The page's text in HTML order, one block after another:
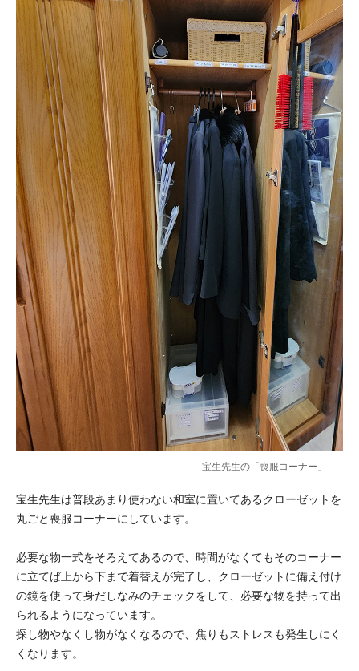
宝生先生の「喪服コーナー」
宝生先生は普段あまり使わない和室に置いてあるクローゼットを
丸ごと喪服コーナーにしています。
必要な物一式をそろえてあるので、時間がなくてもそのコーナー
に立てば上から下まで着替えが完了し、クローゼットに備え付け
の鏡を使って身だしなみのチェックをして、必要な物を持って出
られるようになっています。
探し物やなくし物がなくなるので、焦りもストレスも発生しにく
くなります。